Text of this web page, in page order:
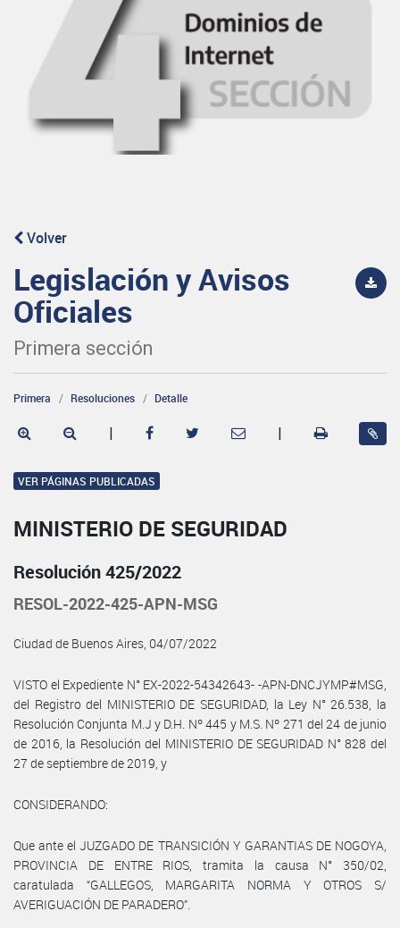
Volver
Legislación y Avisos
Oficiales
Primera sección
Primera Resoluciones Detalle
| |
VER PÁGINAS PUBLICADAS
MINISTERIO DE SEGURIDAD
Resolución 425/2022
RESOL-2022-425-APN-MSG
Ciudad de Buenos Aires, 04/07/2022
VISTO el Expediente N° EX-2022-54342643- -APN-DNCJYMP#MSG,
del Registro del MINISTERIO DE SEGURIDAD, la Ley N° 26.538, la
Resolución Conjunta M.J y D.H. Nº 445 y M.S. Nº 271 del 24 de junio
de 2016, la Resolución del MINISTERIO DE SEGURIDAD N° 828 del
27 de septiembre de 2019, y
CONSIDERANDO:
Que ante el JUZGADO DE TRANSICIÓN Y GARANTIAS DE NOGOYA,
PROVINCIA DE ENTRE RIOS, tramita la causa N° 350/02,
caratulada “GALLEGOS, MARGARITA NORMA Y OTROS S/
AVERIGUACIÓN DE PARADERO”.